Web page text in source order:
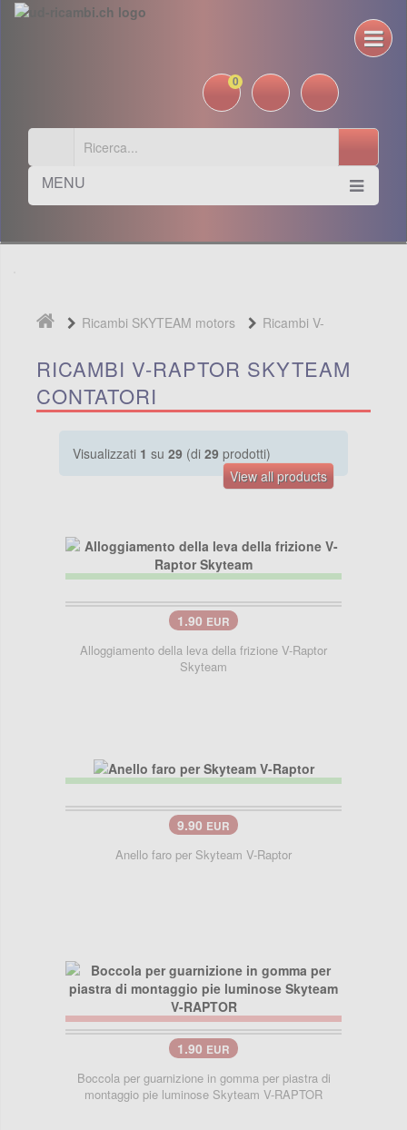
0
MENU
Ricambi SKYTEAM motors
Ricambi V-
Raptor Skyteam
Contatori
RICAMBI V-RAPTOR SKYTEAM
CONTATORI
Visualizzati 1 su 29 (di 29 prodotti)
View all products
1.90 EUR
Alloggiamento della leva della frizione V-Raptor
Skyteam
9.90 EUR
Anello faro per Skyteam V-Raptor
1.90 EUR
Boccola per guarnizione in gomma per piastra di
montaggio pie luminose Skyteam V-RAPTOR